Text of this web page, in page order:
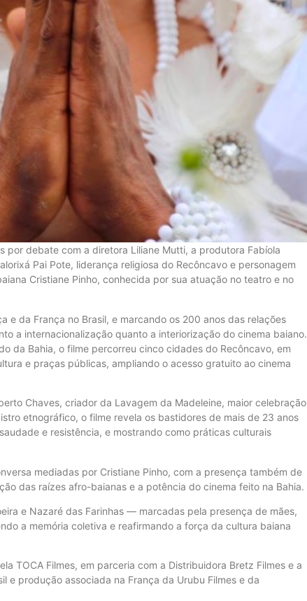
por debate com a diretora Liliane Mutti, a produtora Fabíola
Pai Pote, liderança religiosa do Recôncavo e personagem
Cristiane Pinho, conhecida por sua atuação no teatro e no
e da França no Brasil, e marcando os 200 anos das relações
a internacionalização quanto a interiorização do cinema baiano.
da Bahia, o filme percorreu cinco cidades do Recôncavo, em
e praças públicas, ampliando o acesso gratuito ao cinema
Chaves, criador da Lavagem da Madeleine, maior celebração
etnográfico, o filme revela os bastidores de mais de 23 anos
e resistência, e mostrando como práticas culturais
mediadas por Cristiane Pinho, com a presença também de
das raízes afro-baianas e a potência do cinema feito na Bahia.
e Nazaré das Farinhas — marcadas pela presença de mães,
a memória coletiva e reafirmando a força da cultura baiana
TOCA Filmes, em parceria com a Distribuidora Bretz Filmes e a
e produção associada na França da Urubu Filmes e da